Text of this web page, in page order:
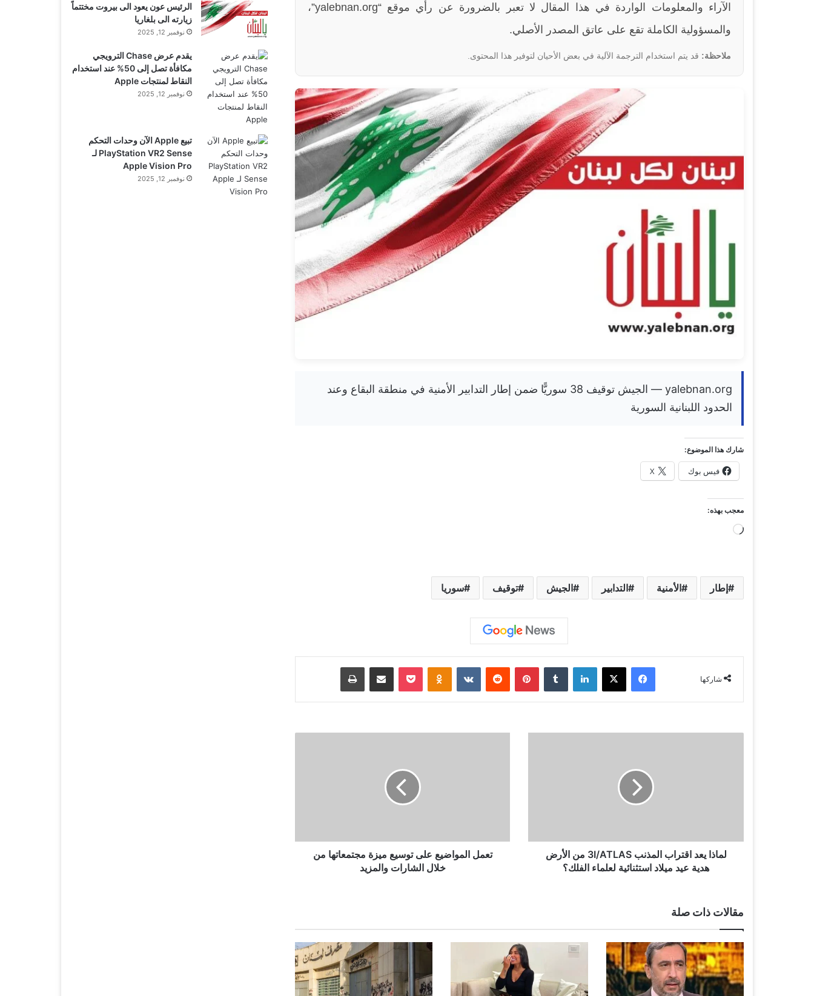
الآراء والمعلومات الواردة في هذا المقال لا تعبر بالضرورة عن رأي موقع “yalebnan.org”،
والمسؤولية الكاملة تقع على عاتق المصدر الأصلي.
ملاحظة: قد يتم استخدام الترجمة الآلية في بعض الأحيان لتوفير هذا المحتوى.
yalebnan.org — الجيش توقيف 38 سوريًّا ضمن إطار التدابير الأمنية في منطقة البقاع وعند
الحدود اللبنانية السورية
شارك هذا الموضوع:
فيس بوك X
معجب بهذه:
ج
ي
ا
ح
م
…
إطار الأمنية التدابير الجيش توقيف سوريا
شاركها
فيسبوك ‫X لينكدإن بينتيريست ‏VKontakte
ا
ا
ل
م
ذ
ن
ب
لماذا يعد اقتراب المذنب 3I/ATLAS من الأرض
هدية عيد ميلاد استثنائية لعلماء الفلك؟
ا
ت
و
س
ي
ع
م
تعمل المواضيع على توسيع ميزة مجتمعاتها من
خلال الشارات والمزيد
مقالات ذات صلة
الرئيس عون يعود الى بيروت مختتماً
زيارته الى بلغاريا
نوفمبر 12, 2025
يقدم عرض Chase الترويجي
مكافأة تصل إلى 50% عند استخدام
النقاط لمنتجات Apple
نوفمبر 12, 2025
تبيع Apple الآن وحدات التحكم
PlayStation VR2 Sense لـ
Apple Vision Pro
نوفمبر 12, 2025